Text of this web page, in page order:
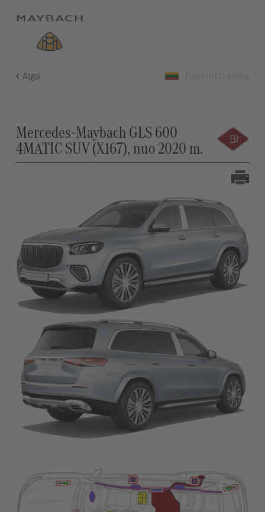
Atgal
Mercedes-Maybach GLS 600
4MATIC SUV (X167), nuo 2020 m.